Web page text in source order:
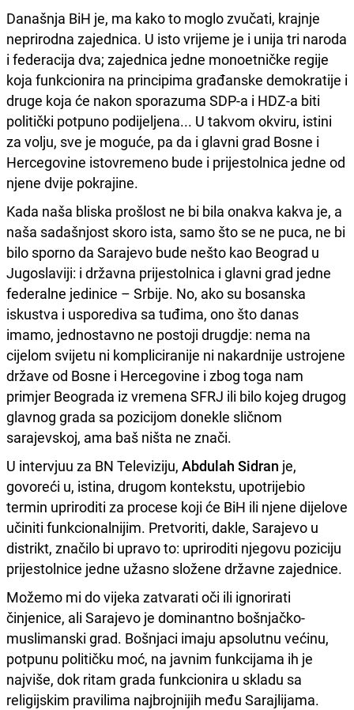
Današnja BiH je, ma kako to moglo zvučati, krajnje
neprirodna zajednica. U isto vrijeme je i unija tri naroda
i federacija dva; zajednica jedne monoetničke regije
koja funkcionira na principima građanske demokratije i
druge koja će nakon sporazuma SDP-a i HDZ-a biti
politički potpuno podijeljena... U takvom okviru, istini
za volju, sve je moguće, pa da i glavni grad Bosne i
Hercegovine istovremeno bude i prijestolnica jedne od
njene dvije pokrajine.
Kada naša bliska prošlost ne bi bila onakva kakva je, a
naša sadašnjost skoro ista, samo što se ne puca, ne bi
bilo sporno da Sarajevo bude nešto kao Beograd u
Jugoslaviji: i državna prijestolnica i glavni grad jedne
federalne jedinice – Srbije. No, ako su bosanska
iskustva i usporediva sa tuđima, ono što danas
imamo, jednostavno ne postoji drugdje: nema na
cijelom svijetu ni kompliciranije ni nakardnije ustrojene
države od Bosne i Hercegovine i zbog toga nam
primjer Beograda iz vremena SFRJ ili bilo kojeg drugog
glavnog grada sa pozicijom donekle sličnom
sarajevskoj, ama baš ništa ne znači.
U intervjuu za BN Televiziju, Abdulah Sidran je,
govoreći u, istina, drugom kontekstu, upotrijebio
termin upriroditi za procese koji će BiH ili njene dijelove
učiniti funkcionalnijim. Pretvoriti, dakle, Sarajevo u
distrikt, značilo bi upravo to: upriroditi njegovu poziciju
prijestolnice jedne užasno složene državne zajednice.
Možemo mi do vijeka zatvarati oči ili ignorirati
činjenice, ali Sarajevo je dominantno bošnjačko-
muslimanski grad. Bošnjaci imaju apsolutnu većinu,
potpunu političku moć, na javnim funkcijama ih je
najviše, dok ritam grada funkcionira u skladu sa
religijskim pravilima najbrojnijih među Sarajlijama.